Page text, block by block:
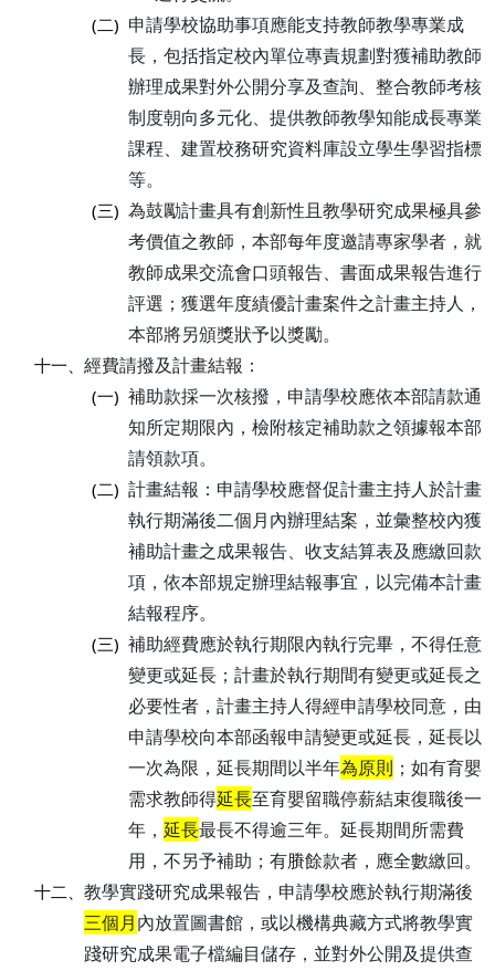
(二) 申請學校協助事項應能支持教師教學專業成
長，包括指定校內單位專責規劃對獲補助教師
辦理成果對外公開分享及查詢、整合教師考核
制度朝向多元化、提供教師教學知能成長專業
課程、建置校務研究資料庫設立學生學習指標
等。
(三) 為鼓勵計畫具有創新性且教學研究成果極具參
考價值之教師，本部每年度邀請專家學者，就
教師成果交流會口頭報告、書面成果報告進行
評選；獲選年度績優計畫案件之計畫主持人，
本部將另頒獎狀予以獎勵。
十一、 經費請撥及計畫結報：
(一) 補助款採一次核撥，申請學校應依本部請款通
知所定期限內，檢附核定補助款之領據報本部
請領款項。
(二) 計畫結報：申請學校應督促計畫主持人於計畫
執行期滿後二個月內辦理結案，並彙整校內獲
補助計畫之成果報告、收支結算表及應繳回款
項，依本部規定辦理結報事宜，以完備本計畫
結報程序。
(三) 補助經費應於執行期限內執行完畢，不得任意
變更或延長；計畫於執行期間有變更或延長之
必要性者，計畫主持人得經申請學校同意，由
申請學校向本部函報申請變更或延長，延長以
一次為限，延長期間以半年為原則 ；如有育嬰
需求教師得延長至育嬰留職停薪結束復職後一
年， 延長最長不得逾三年。延長期間所需費
用，不另予補助；有賸餘款者，應全數繳回。
十二、 教學實踐研究成果報告，申請學校應於執行期滿後
三個月內放置圖書館，或以機構典藏方式將教學實
踐研究成果電子檔編目儲存，並對外公開及提供查